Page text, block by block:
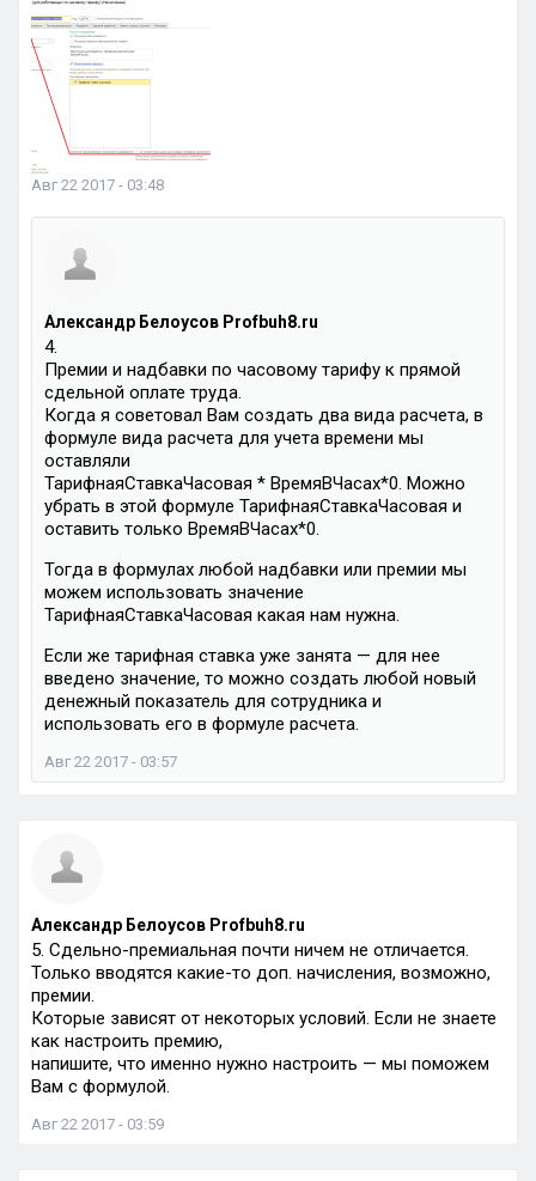
Авг 22 2017 - 03:48
Александр Белоусов Profbuh8.ru
4.
Премии и надбавки по часовому тарифу к прямой
сдельной оплате труда.
Когда я советовал Вам создать два вида расчета, в
формуле вида расчета для учета времени мы
оставляли
ТарифнаяСтавкаЧасовая * ВремяВЧасах*0. Можно
убрать в этой формуле ТарифнаяСтавкаЧасовая и
оставить только ВремяВЧасах*0.
Тогда в формулах любой надбавки или премии мы
можем использовать значение
ТарифнаяСтавкаЧасовая какая нам нужна.
Если же тарифная ставка уже занята — для нее
введено значение, то можно создать любой новый
денежный показатель для сотрудника и
использовать его в формуле расчета.
Авг 22 2017 - 03:57
Александр Белоусов Profbuh8.ru
5. Сдельно-премиальная почти ничем не отличается.
Только вводятся какие-то доп. начисления, возможно,
премии.
Которые зависят от некоторых условий. Если не знаете
как настроить премию,
напишите, что именно нужно настроить — мы поможем
Вам с формулой.
Авг 22 2017 - 03:59